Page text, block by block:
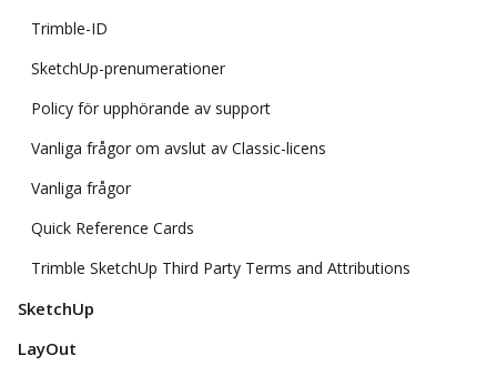
Trimble-ID
SketchUp-prenumerationer
Policy för upphörande av support
Vanliga frågor om avslut av Classic-licens
Vanliga frågor
Quick Reference Cards
Trimble SketchUp Third Party Terms and Attributions
SketchUp
LayOut